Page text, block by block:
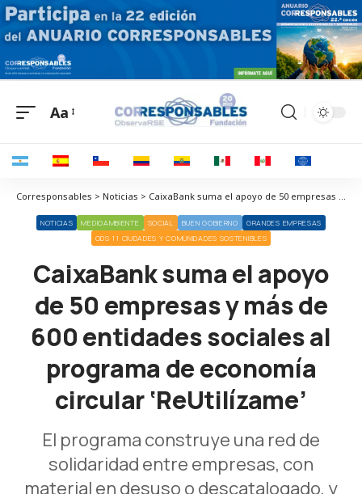
Aa
Corresponsables > Noticias > CaixaBank suma el apoyo de 50 empresas y más de 600 entidades sociales al programa de economía circular ‘ReUtilízame’
NOTICIAS MEDIOAMBIENTE SOCIAL BUEN GOBIERNO
GRANDES EMPRESAS
ODS 11 CIUDADES Y COMUNIDADES SOSTENIBLES
CaixaBank suma el apoyo
de 50 empresas y más de
600 entidades sociales al
programa de economía
circular ‘ReUtilízame’
El programa construye una red de
solidaridad entre empresas, con
material en desuso o descatalogado, y